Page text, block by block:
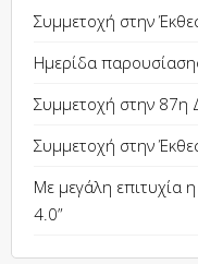
Συμμετοχή στην
Ημερίδα
Συμμετοχή στην 87η
Συμμετοχή στην
Με μεγάλη επιτυχία
4.0”